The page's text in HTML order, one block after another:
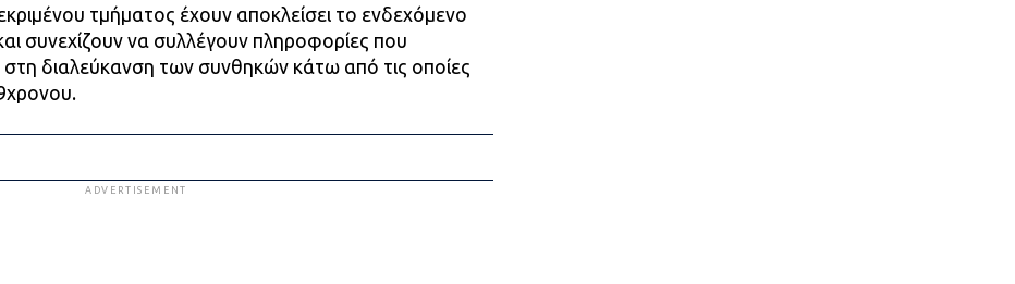
τμήματος έχουν αποκλείσει το ενδεχόμενο
συνεχίζουν να συλλέγουν πληροφορίες που
διαλεύκανση των συνθηκών κάτω από τις οποίες
ADVERTISEMENT